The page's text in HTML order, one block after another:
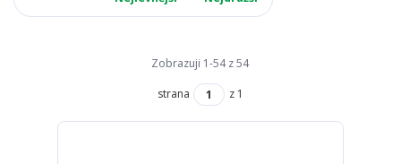
Zobrazuji 1-54 z 54
strana z 1